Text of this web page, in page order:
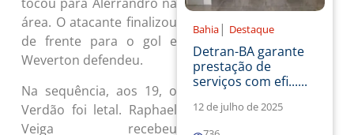
tocou para Alerrandro na
área. O atacante finalizou
de frente para o gol e
Weverton defendeu.
Na sequência, aos 19, o
Verdão foi letal. Raphael
Veiga recebeu
Bahia | Destaque
Detran-BA garante
prestação de
serviços com efi......
12 de julho de 2025